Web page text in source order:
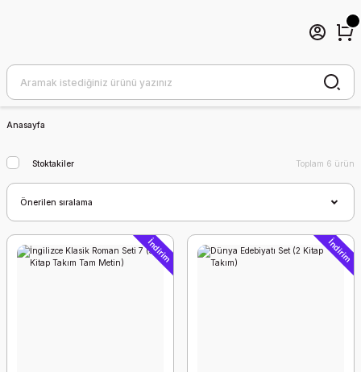
Anasayfa
Stoktakiler Toplam 6 ürün
İndirim İndirim